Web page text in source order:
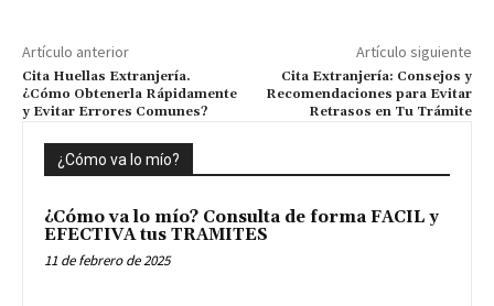
Artículo anterior
Cita Huellas Extranjería.
¿Cómo Obtenerla Rápidamente
y Evitar Errores Comunes?
Artículo siguiente
Cita Extranjería: Consejos y
Recomendaciones para Evitar
Retrasos en Tu Trámite
¿Cómo va lo mío?
¿Cómo va lo mío? Consulta de forma FACIL y
EFECTIVA tus TRAMITES
11 de febrero de 2025